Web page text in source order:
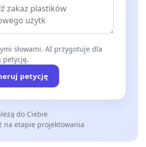
słowami. AI przygotuje dla
petycję.
petycję
do Ciebie
na etapie projektowania